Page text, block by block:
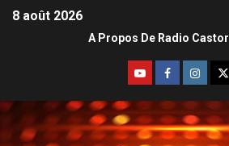
8 août 2026
A Propos De Radio Castor